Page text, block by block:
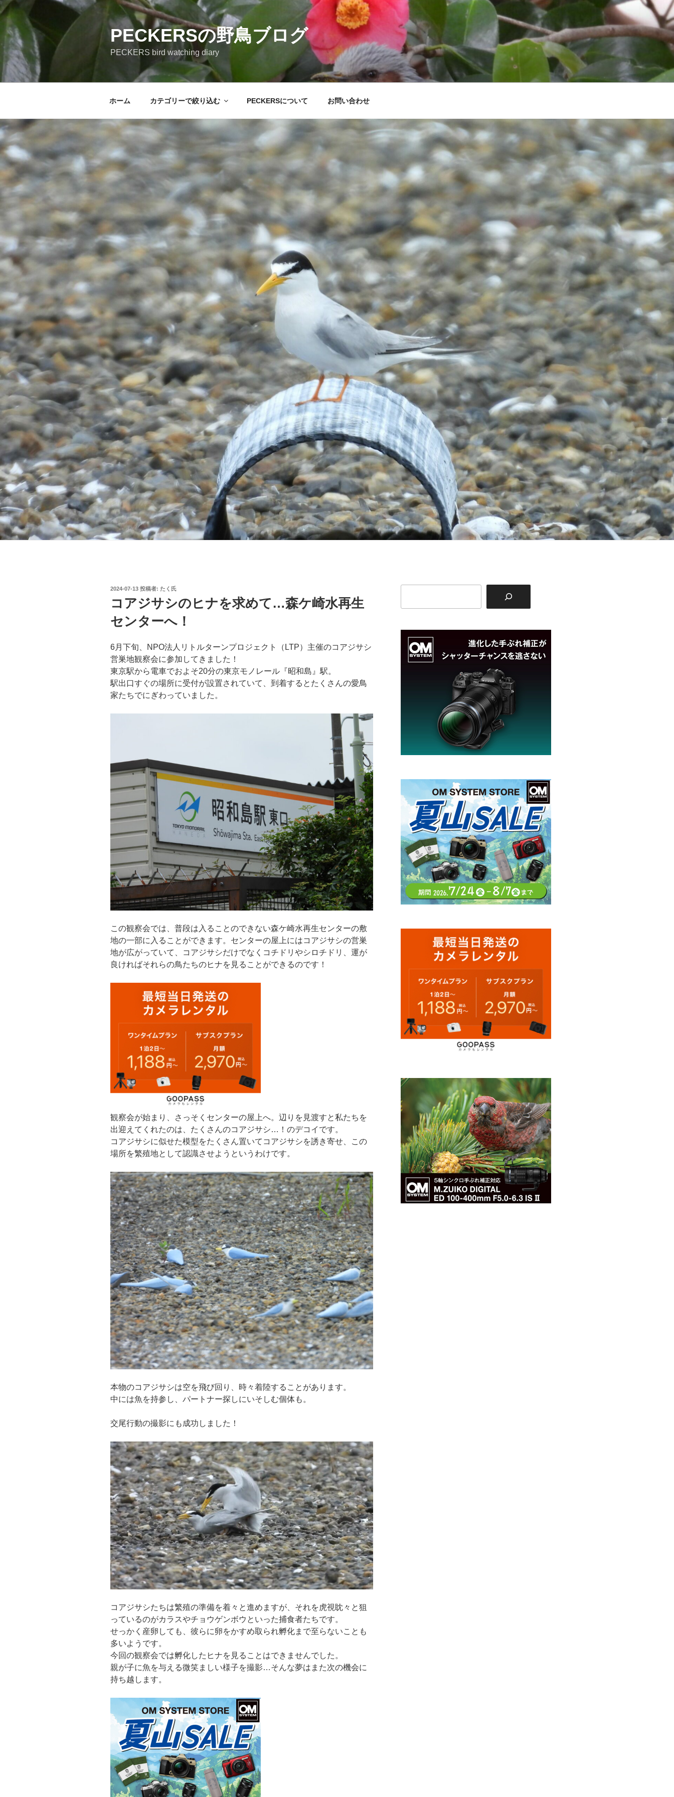
コ
ン
テ
ツ
へ
ス
PECKERSの野鳥ブログ
PECKERS bird watching diary
ホーム カテゴリーで絞り込む PECKERSについて お問い合わせ
投
2024-07-13 投稿者: たく氏
コアジサシのヒナを求めて…森ケ崎水再生
センターへ！
6月下旬、NPO法人リトルターンプロジェクト（LTP）主催のコアジサシ
営巣地観察会に参加してきました！
東京駅から電車でおよそ20分の東京モノレール『昭和島』駅。
駅出口すぐの場所に受付が設置されていて、到着するとたくさんの愛鳥
家たちでにぎわっていました。
この観察会では、普段は入ることのできない森ケ崎水再生センターの敷
地の一部に入ることができます。センターの屋上にはコアジサシの営巣
地が広がっていて、コアジサシだけでなくコチドリやシロチドリ、運が
良ければそれらの鳥たちのヒナを見ることができるのです！
観察会が始まり、さっそくセンターの屋上へ。辺りを見渡すと私たちを
出迎えてくれたのは、たくさんのコアジサシ…！のデコイです。
コアジサシに似せた模型をたくさん置いてコアジサシを誘き寄せ、この
場所を繁殖地として認識させようというわけです。
本物のコアジサシは空を飛び回り、時々着陸することがあります。
中には魚を持参し、パートナー探しにいそしむ個体も。
交尾行動の撮影にも成功しました！
コアジサシたちは繁殖の準備を着々と進めますが、それを虎視眈々と狙
っているのがカラスやチョウゲンボウといった捕食者たちです。
せっかく産卵しても、彼らに卵をかすめ取られ孵化まで至らないことも
多いようです。
今回の観察会では孵化したヒナを見ることはできませんでした。
親が子に魚を与える微笑ましい様子を撮影…そんな夢はまた次の機会に
持ち越します。